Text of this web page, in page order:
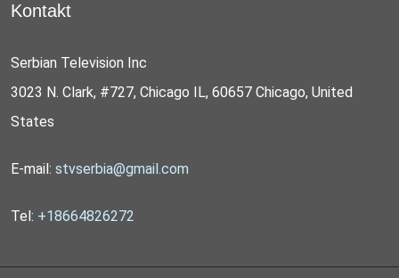
Kontakt
Serbian Television Inc
3023 N. Clark, #727, Chicago IL, 60657 Chicago, United
States
E-mail: stvserbia@gmail.com
Tel: +18664826272